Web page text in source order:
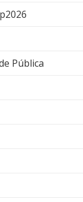
Pública